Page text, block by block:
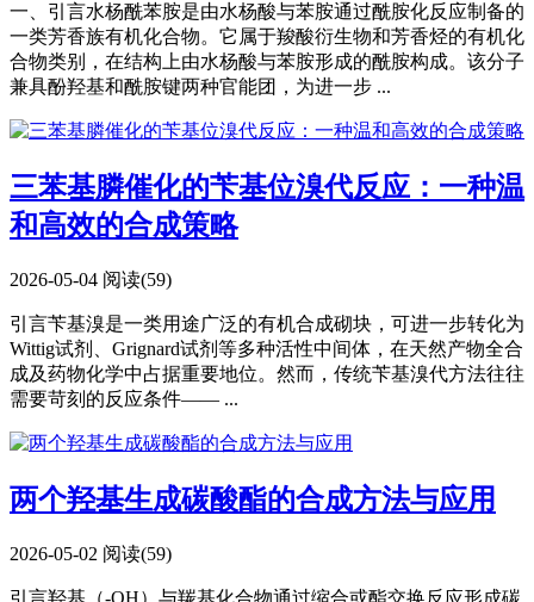
一、引言水杨酰苯胺是由水杨酸与苯胺通过酰胺化反应制备的
一类芳香族有机化合物。它属于羧酸衍生物和芳香烃的有机化
合物类别，在结构上由水杨酸与苯胺形成的酰胺构成。该分子
兼具酚羟基和酰胺键两种官能团，为进一步 ...
三苯基膦催化的苄基位溴代反应：一种温
和高效的合成策略
2026-05-04 阅读(59)
引言苄基溴是一类用途广泛的有机合成砌块，可进一步转化为
Wittig试剂、Grignard试剂等多种活性中间体，在天然产物全合
成及药物化学中占据重要地位。然而，传统苄基溴代方法往往
需要苛刻的反应条件—— ...
两个羟基生成碳酸酯的合成方法与应用
2026-05-02 阅读(59)
引言羟基（-OH）与羰基化合物通过缩合或酯交换反应形成碳